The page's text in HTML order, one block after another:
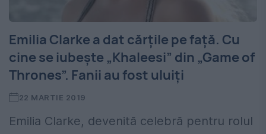
Emilia Clarke a dat cărțile pe față. Cu
cine se iubește „Khaleesi” din „Game of
Thrones”. Fanii au fost uluiți
22 MARTIE 2019
Emilia Clarke, devenită celebră pentru rolul